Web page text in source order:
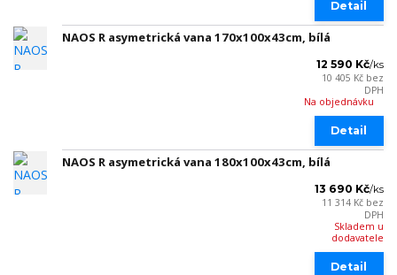
Detail
NAOS R asymetrická vana 170x100x43cm, bílá
12 590 Kč/ks
10 405 Kč bez
DPH
Na objednávku
Detail
NAOS R asymetrická vana 180x100x43cm, bílá
13 690 Kč/ks
11 314 Kč bez
DPH
Skladem u
dodavatele
Detail